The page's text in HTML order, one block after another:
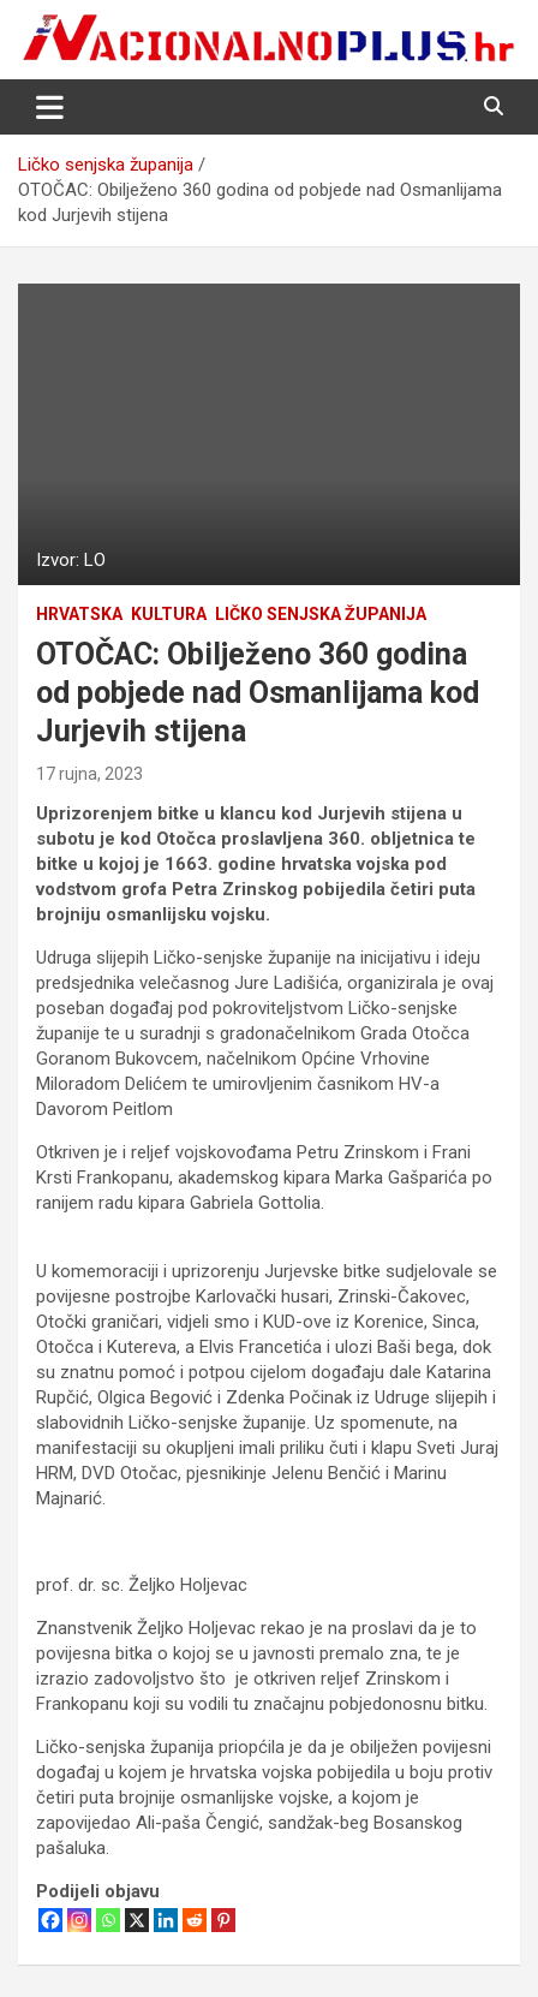
content
NacionalnoPlus.hr
Nacija želi znati više
Ličko senjska županija
OTOČAC: Obilježeno 360 godina od pobjede nad Osmanlijama
kod Jurjevih stijena
Izvor: LO
HRVATSKA KULTURA LIČKO SENJSKA ŽUPANIJA
OTOČAC: Obilježeno 360 godina
od pobjede nad Osmanlijama kod
Jurjevih stijena
17 rujna, 2023
Uprizorenjem bitke u klancu kod Jurjevih stijena u
subotu je kod Otočca proslavljena 360. obljetnica te
bitke u kojoj je 1663. godine hrvatska vojska pod
vodstvom grofa Petra Zrinskog pobijedila četiri puta
brojniju osmanlijsku vojsku.
Udruga slijepih Ličko-senjske županije na inicijativu i ideju
predsjednika velečasnog Jure Ladišića, organizirala je ovaj
poseban događaj pod pokroviteljstvom Ličko-senjske
županije te u suradnji s gradonačelnikom Grada Otočca
Goranom Bukovcem, načelnikom Općine Vrhovine
Miloradom Delićem te umirovljenim časnikom HV-a
Davorom Peitlom
Otkriven je i reljef vojskovođama Petru Zrinskom i Frani
Krsti Frankopanu, akademskog kipara Marka Gašparića po
ranijem radu kipara Gabriela Gottolia.
U komemoraciji i uprizorenju Jurjevske bitke sudjelovale se
povijesne postrojbe Karlovački husari, Zrinski-Čakovec,
Otočki graničari, vidjeli smo i KUD-ove iz Korenice, Sinca,
Otočca i Kutereva, a Elvis Francetića i ulozi Baši bega, dok
su znatnu pomoć i potpou cijelom događaju dale Katarina
Rupčić, Olgica Begović i Zdenka Počinak iz Udruge slijepih i
slabovidnih Ličko-senjske županije. Uz spomenute, na
manifestaciji su okupljeni imali priliku čuti i klapu Sveti Juraj
HRM, DVD Otočac, pjesnikinje Jelenu Benčić i Marinu
Majnarić.
prof. dr. sc. Željko Holjevac
Znanstvenik Željko Holjevac rekao je na proslavi da je to
povijesna bitka o kojoj se u javnosti premalo zna, te je
izrazio zadovoljstvo što je otkriven reljef Zrinskom i
Frankopanu koji su vodili tu značajnu pobjedonosnu bitku.
Ličko-senjska županija priopćila je da je obilježen povijesni
događaj u kojem je hrvatska vojska pobijedila u boju protiv
četiri puta brojnije osmanlijske vojske, a kojom je
zapovijedao Ali-paša Čengić, sandžak-beg Bosanskog
pašaluka.
Podijeli objavu